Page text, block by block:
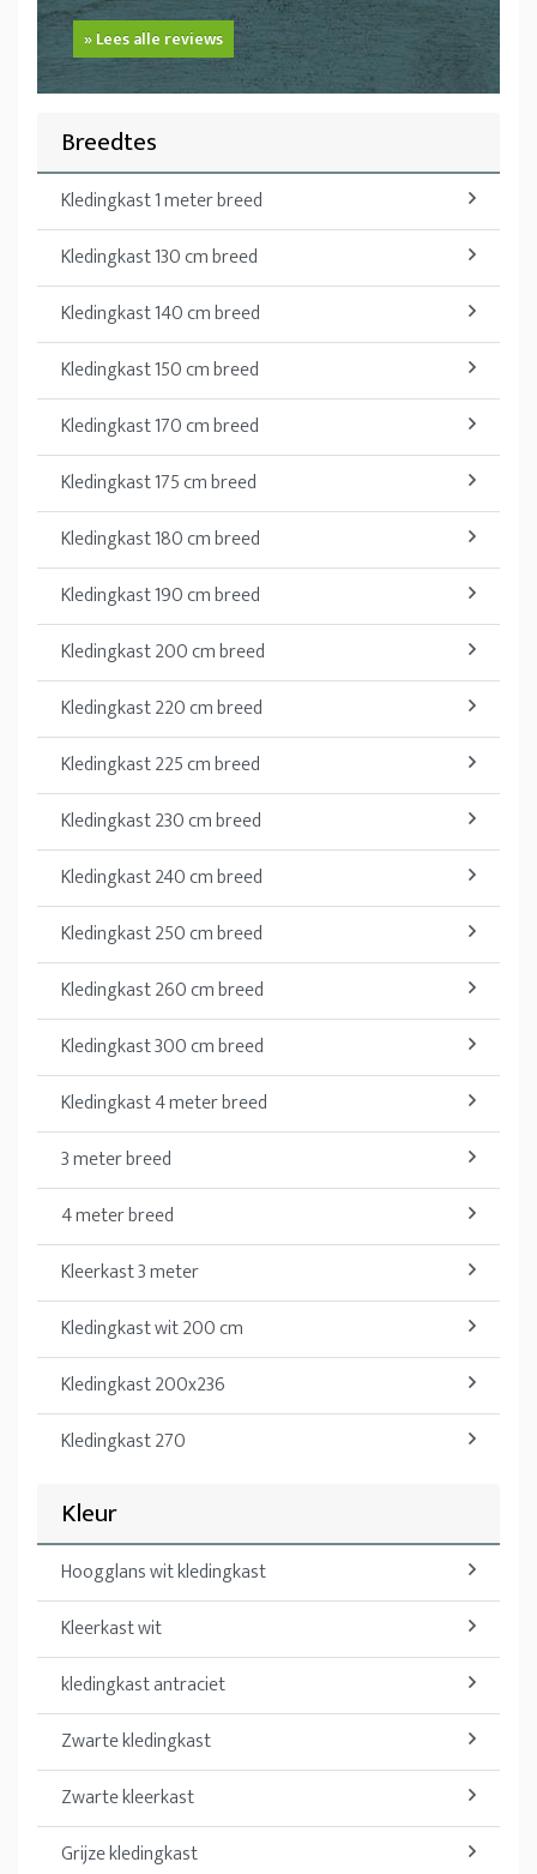
» Lees alle reviews
Breedtes
Kledingkast 1 meter breed
Kledingkast 130 cm breed
Kledingkast 140 cm breed
Kledingkast 150 cm breed
Kledingkast 170 cm breed
Kledingkast 175 cm breed
Kledingkast 180 cm breed
Kledingkast 190 cm breed
Kledingkast 200 cm breed
Kledingkast 220 cm breed
Kledingkast 225 cm breed
Kledingkast 230 cm breed
Kledingkast 240 cm breed
Kledingkast 250 cm breed
Kledingkast 260 cm breed
Kledingkast 300 cm breed
Kledingkast 4 meter breed
3 meter breed
4 meter breed
Kleerkast 3 meter
Kledingkast wit 200 cm
Kledingkast 200x236
Kledingkast 270
Kleur
Hoogglans wit kledingkast
Kleerkast wit
kledingkast antraciet
Zwarte kledingkast
Zwarte kleerkast
Grijze kledingkast